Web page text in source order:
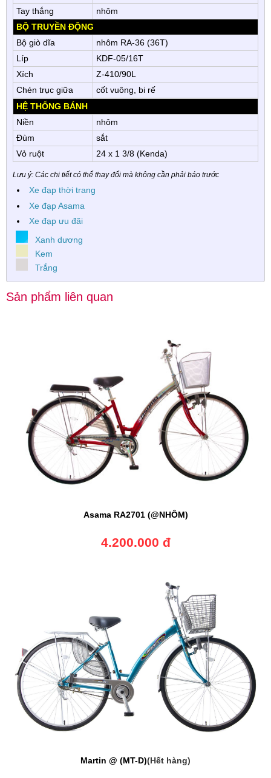
Tay thắng
nhôm
BỘ TRUYỀN ĐỘNG
Bộ giò dĩa
nhôm RA-36 (36T)
Líp
KDF-05/16T
Xích
Z-410/90L
Chén trục giữa
cốt vuông, bi rế
HỆ THỐNG BÁNH
Niền
nhôm
Đùm
sắt
Vỏ ruột
24 x 1 3/8 (Kenda)
Lưu ý: Các chi tiết có thể thay đổi mà không cần phải báo trước
Xe đạp thời trang
Xe đạp Asama
Xe đạp ưu đãi
Xanh dương
Kem
Trắng
Sản phẩm liên quan
Asama RA2701 (@NHÔM)
4.200.000 đ
Martin @ (MT-D)(Hết hàng)